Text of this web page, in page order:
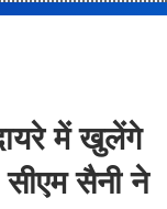
में खुलेंगे
सैनी ने